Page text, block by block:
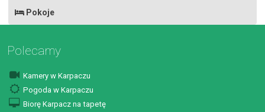
Pokoje
Polecamy
Kamery w Karpaczu
Pogoda w Karpaczu
Biorę Karpacz na tapetę